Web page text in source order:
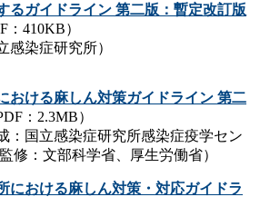
るガイドライン 第二版：暫定改訂版
：410KB）
感染症研究所）
おける麻しん対策ガイドライン 第二
：2.3MB）
：国立感染症研究所感染症疫学セン
修：文部科学省、厚生労働省）
における麻しん対策・対応ガイドラ